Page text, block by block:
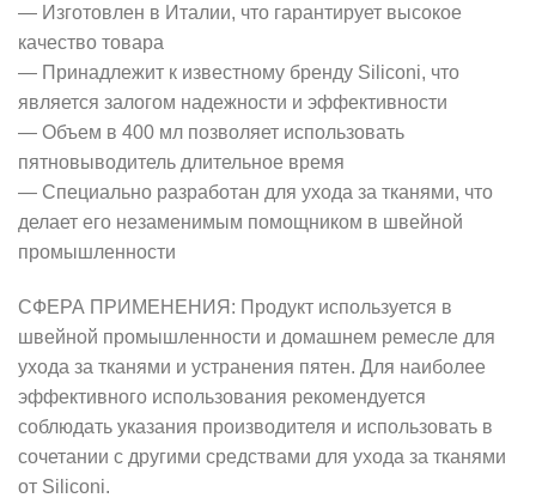
— Изготовлен в Италии, что гарантирует высокое
качество товара
— Принадлежит к известному бренду Siliconi, что
является залогом надежности и эффективности
— Объем в 400 мл позволяет использовать
пятновыводитель длительное время
— Специально разработан для ухода за тканями, что
делает его незаменимым помощником в швейной
промышленности
СФЕРА ПРИМЕНЕНИЯ: Продукт используется в
швейной промышленности и домашнем ремесле для
ухода за тканями и устранения пятен. Для наиболее
эффективного использования рекомендуется
соблюдать указания производителя и использовать в
сочетании с другими средствами для ухода за тканями
от Siliconi.